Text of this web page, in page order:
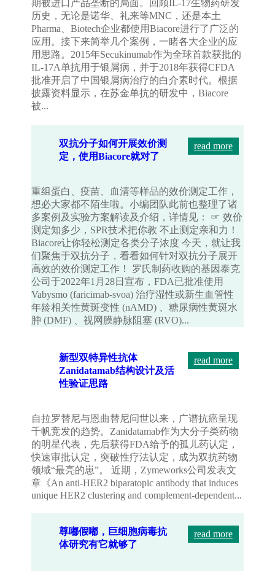
期被进口产品垄断的局面。回顾IL-17生物药研发
历史，无论是诺华、礼来等MNC，还是本土
Pharma、Biotech企业都使用Biacore进行了广泛的
应用。接下来简举几个案例，一睹各大企业的应
用思路。2015年Secukinumab作为全球首款获批的
IL-17A单抗用于银屑病，并于2018年获得CFDA
批准开启了中国银屑病治疗的白介素时代。根据
披露资料显示，在苏金单抗的研发中，Biacore
被...
双抗分子如何开展效价测
定，使用Biacore就对了
重组蛋白、疫苗、血清等样品的效价测定工作，
想必大家都不陌生啦。小编团队此前也整理了诸
多案例及实验方案解读及介绍，详情见： ☞ 效价
测定知多少，SPR技术把你教 不止测定亲和力！
Biacore让你轻松测定各类分子浓度 今天，就让我
们聚焦于双抗分子，看看如何针对双抗分子展开
高效的效价测定工作！ 罗氏制药收购的基因泰克
公司于2022年1月28日宣布，FDA已批准使用
Vabysmo (faricimab-svoa) 治疗湿性或新生血管性
年龄相关性黄斑变性 (nAMD) 、糖尿病性黄斑水
肿 (DMF) 、视网膜静脉阻塞 (RVO)...
read more
新型双特异性抗体
Zanidatamab结构设计及活
性验证思路
自拉罗替尼与恩曲替尼问世以来，广谱抗癌呈现
千帆竞发的趋势。Zanidatamab作为大分子类药物
的明星代表，先后获得FDA给予的孤儿药认定，
快速审批认定，突破性疗法认定，成为双抗药物
领域“最亮的崽”。 近期，Zymeworks公司发表文
章《An anti-HER2 biparatopic antibody that induces
unique HER2 clustering and complement-dependent...
read more
尊嘟假嘟，巨细胞病毒抗
体研究有它就够了
read more